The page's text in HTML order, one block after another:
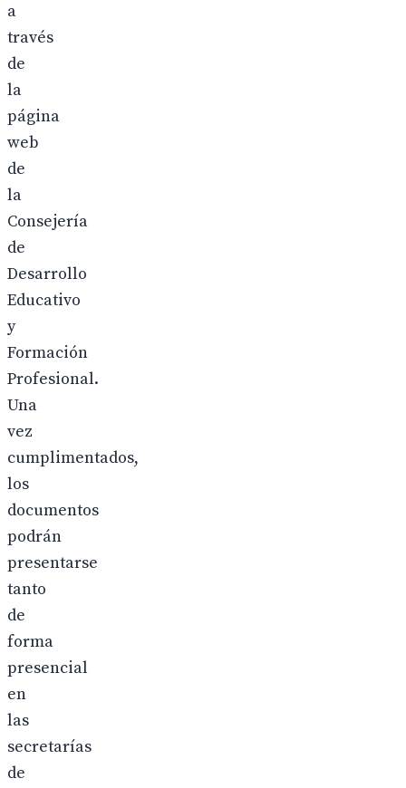
a
través
de
la
página
web
de
la
Consejería
de
Desarrollo
Educativo
y
Formación
Profesional.
Una
vez
cumplimentados,
los
documentos
podrán
presentarse
tanto
de
forma
presencial
en
las
secretarías
de